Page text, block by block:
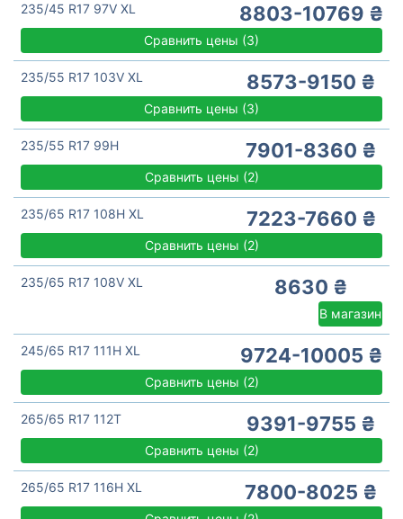
235/45 R17 97V XL 8803-10769 ₴
Сравнить цены (3)
235/55 R17 103V XL 8573-9150 ₴
Сравнить цены (3)
235/55 R17 99H 7901-8360 ₴
Сравнить цены (2)
235/65 R17 108H XL 7223-7660 ₴
Сравнить цены (2)
235/65 R17 108V XL 8630 ₴
В магазин
245/65 R17 111H XL 9724-10005 ₴
Сравнить цены (2)
265/65 R17 112T 9391-9755 ₴
Сравнить цены (2)
265/65 R17 116H XL 7800-8025 ₴